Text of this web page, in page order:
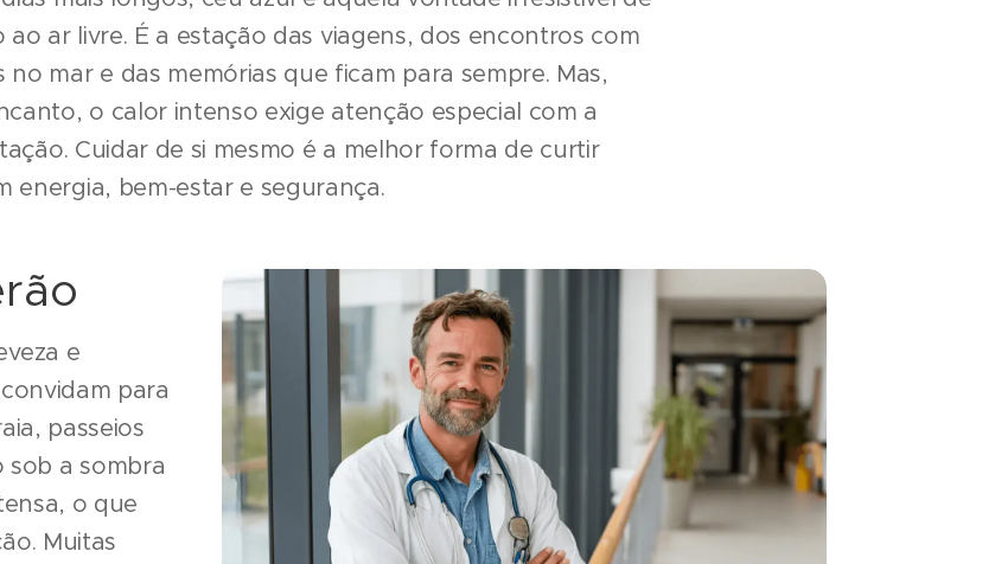
ar livre. É a estação das viagens, dos encontros com
mar e das memórias que ficam para sempre. Mas,
o calor intenso exige atenção especial com a
Cuidar de si mesmo é a melhor forma de curtir
energia, bem-estar e segurança.
e
para
passeios
sob a sombra
o que
Muitas